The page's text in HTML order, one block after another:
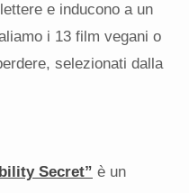
e inducono a un
i 13 film vegani o
selezionati dalla
Secret” è un